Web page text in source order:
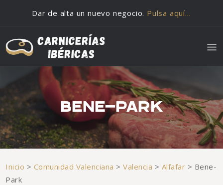
Dar de alta un nuevo negocio. Pulsa aquí…
BENE-PARK
Inicio > Comunidad Valenciana >Valencia > Alfafar > Bene-
Park